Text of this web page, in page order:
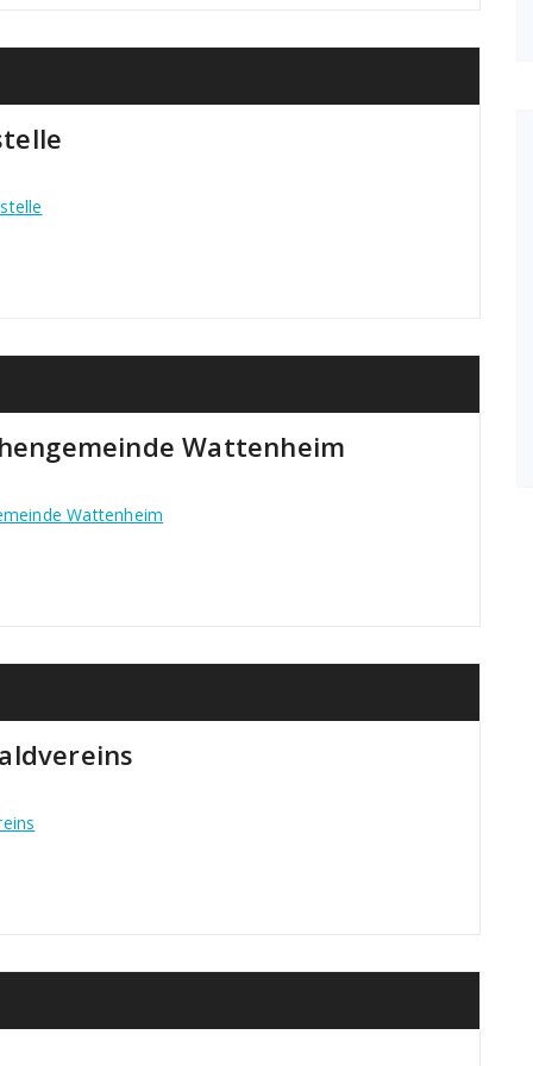
Wattenheim
Wattenheim